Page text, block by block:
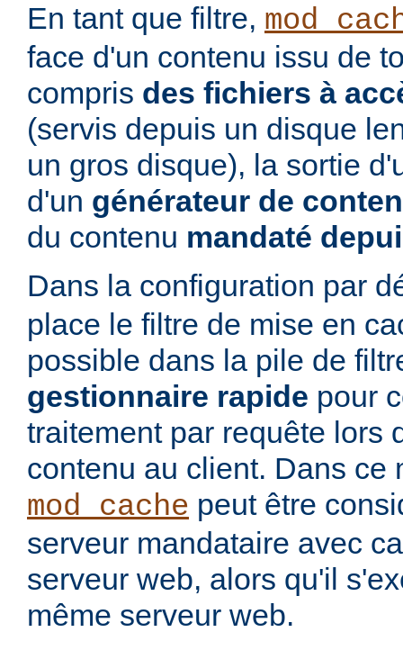
En tant que filtre,
face d'un contenu issu de
compris des fichiers à
(servis depuis un disque
un gros disque), la sortie
d'un générateur de
du contenu mandaté
Dans la configuration par
place le filtre de mise en
possible dans la pile de
gestionnaire rapide pour
traitement par requête lors
contenu au client. Dans ce
mod_cache peut être
serveur mandataire avec
serveur web, alors qu'il
même serveur web.